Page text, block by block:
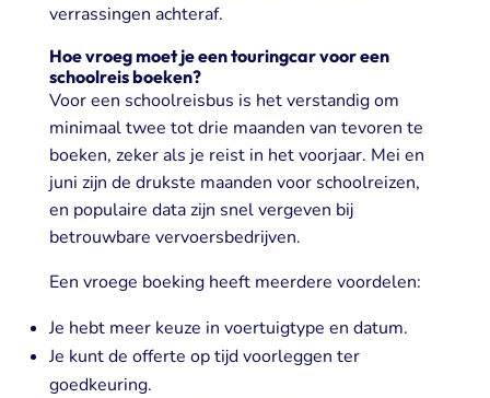
verrassingen achteraf.
Hoe vroeg moet je een touringcar voor een
schoolreis boeken?
Voor een schoolreisbus is het verstandig om
minimaal twee tot drie maanden van tevoren te
boeken, zeker als je reist in het voorjaar. Mei en
juni zijn de drukste maanden voor schoolreizen,
en populaire data zijn snel vergeven bij
betrouwbare vervoersbedrijven.
Een vroege boeking heeft meerdere voordelen:
Je hebt meer keuze in voertuigtype en datum.
Je kunt de offerte op tijd voorleggen ter
goedkeuring.